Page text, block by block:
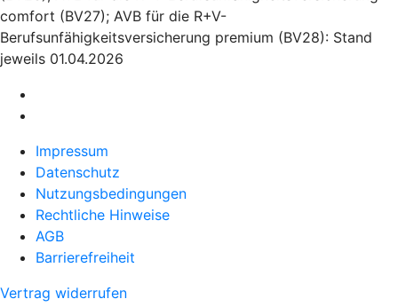
comfort (BV27); AVB für die R+V-
Berufsunfähigkeitsversicherung premium (BV28): Stand
jeweils 01.04.2026
Impressum
Datenschutz
Nutzungsbedingungen
Rechtliche Hinweise
AGB
Barrierefreiheit
Vertrag widerrufen